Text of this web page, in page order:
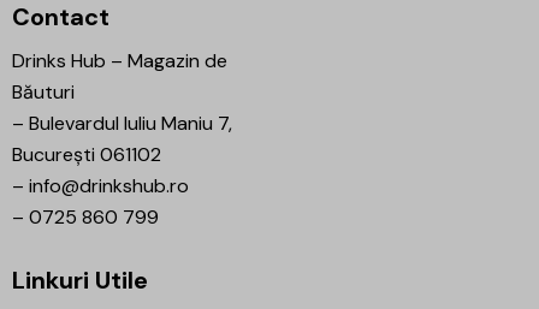
Contact
Drinks Hub – Magazin de
Băuturi
– Bulevardul Iuliu Maniu 7,
București 061102
– info@drinkshub.ro
– 0725 860 799
Linkuri Utile